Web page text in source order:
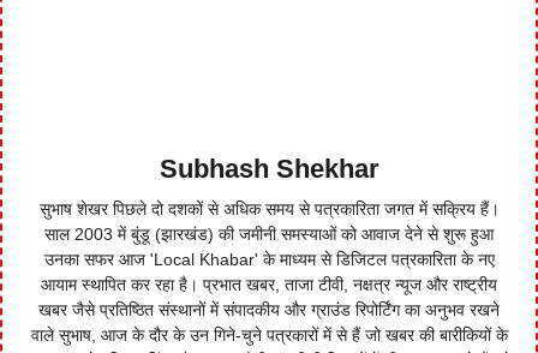
Subhash Shekhar
सुभाष शेखर पिछले दो दशकों से अधिक समय से पत्रकारिता जगत में सक्रिय हैं।
साल 2003 में बुंडू (झारखंड) की जमीनी समस्याओं को आवाज देने से शुरू हुआ
उनका सफर आज 'Local Khabar' के माध्यम से डिजिटल पत्रकारिता के नए
आयाम स्थापित कर रहा है। प्रभात खबर, ताजा टीवी, नक्षत्र न्यूज और राष्ट्रीय
खबर जैसे प्रतिष्ठित संस्थानों में संपादकीय और ग्राउंड रिपोर्टिंग का अनुभव रखने
वाले सुभाष, आज के दौर के उन गिने-चुने पत्रकारों में से हैं जो खबर की बारीकियों के